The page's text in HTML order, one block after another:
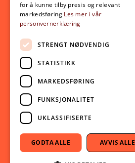
Aktuelt
Nyheter
Arrangementer
Nyhetsbrev
Ledige stillinger
Følg oss på sosiale medier:
Facebook
Instagram
Youtube
LinkedIn
TikTok
for å kunne tilby presis og relevant
markedsføring Les mer i vår
personvernerklæring
STRENGT NØDVENDIG
STATISTIKK
MARKEDSFØRING
FUNKSJONALITET
UKLASSIFISERTE
GODTA ALLE AVVIS ALLE